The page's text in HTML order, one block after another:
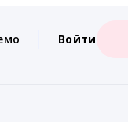
Войти